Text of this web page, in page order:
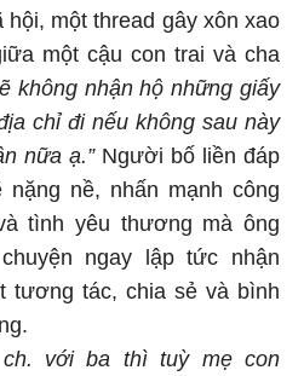
hội, một thread gây xôn xao
một cậu con trai và cha
không nhận hộ những giấy
chỉ đi nếu không sau này
nữa ạ.” Người bố liền đáp
nề, nhấn mạnh công
tình yêu thương mà ông
ngay lập tức nhận
tương tác, chia sẻ và bình
với ba thì tuỳ mẹ con